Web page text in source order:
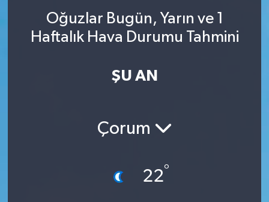
Oğuzlar Bugün, Yarın ve 1
Haftalık Hava Durumu Tahmini
ŞU AN
Çorum
22°